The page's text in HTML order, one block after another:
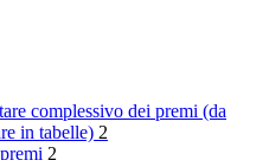
complessivo dei premi (da
in tabelle) 2
2